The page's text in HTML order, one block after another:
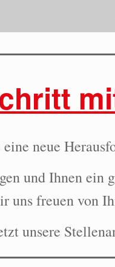
eine neue
und Ihnen
uns freuen von
unsere